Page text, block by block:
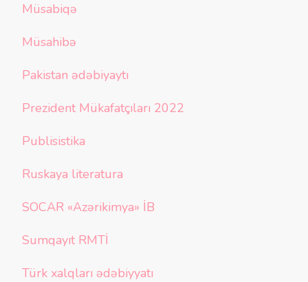
Müsabiqə
Müsahibə
Pakistan ədəbiyaytı
Prezident Mükafatçıları 2022
Publisistika
Ruskaya literatura
SOCAR «Azərikimya» İB
Sumqayıt RMTİ
Türk xalqları ədəbiyyatı